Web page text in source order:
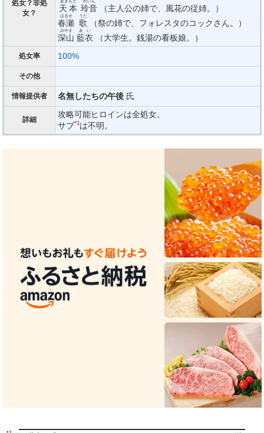
処女？非処
女？
天本 玲音 （主人公の姉で、風花の従姉。）
春瀬
はるせ
歌
うた
（祭の姉で、フォレスタのコックさん。）
深山
みやま
藍衣
あい
（大学生。銭湯の看板娘。）
処女率 100%
その他
情報提供者 名無したちの午後 氏
詳細
攻略可能ヒロインは全処女。
サブ*1は不明。